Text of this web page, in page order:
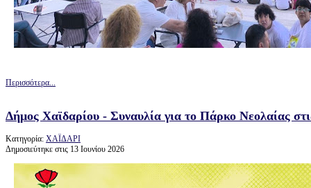
Περισσότερα...
Δήμος Χαϊδαρίου - Συναυλία για το Πάρκο Νεολαίας
Κατηγορία: ΧΑΪΔΑΡΙ
Δημοσιεύτηκε στις 13 Ιουνίου 2026